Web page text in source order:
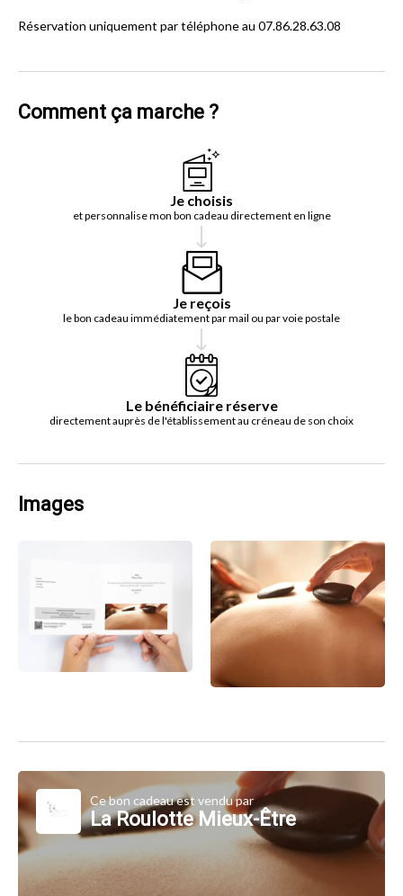
Réservation uniquement par téléphone au 07.86.28.63.08
Comment ça marche ?
Je choisis
et personnalise mon bon cadeau directement en ligne
Je reçois
le bon cadeau immédiatement par mail ou par voie postale
Le bénéficiaire réserve
directement auprès de l'établissement au créneau de son choix
Images
Ce bon cadeau est vendu par
La Roulotte Mieux-Être